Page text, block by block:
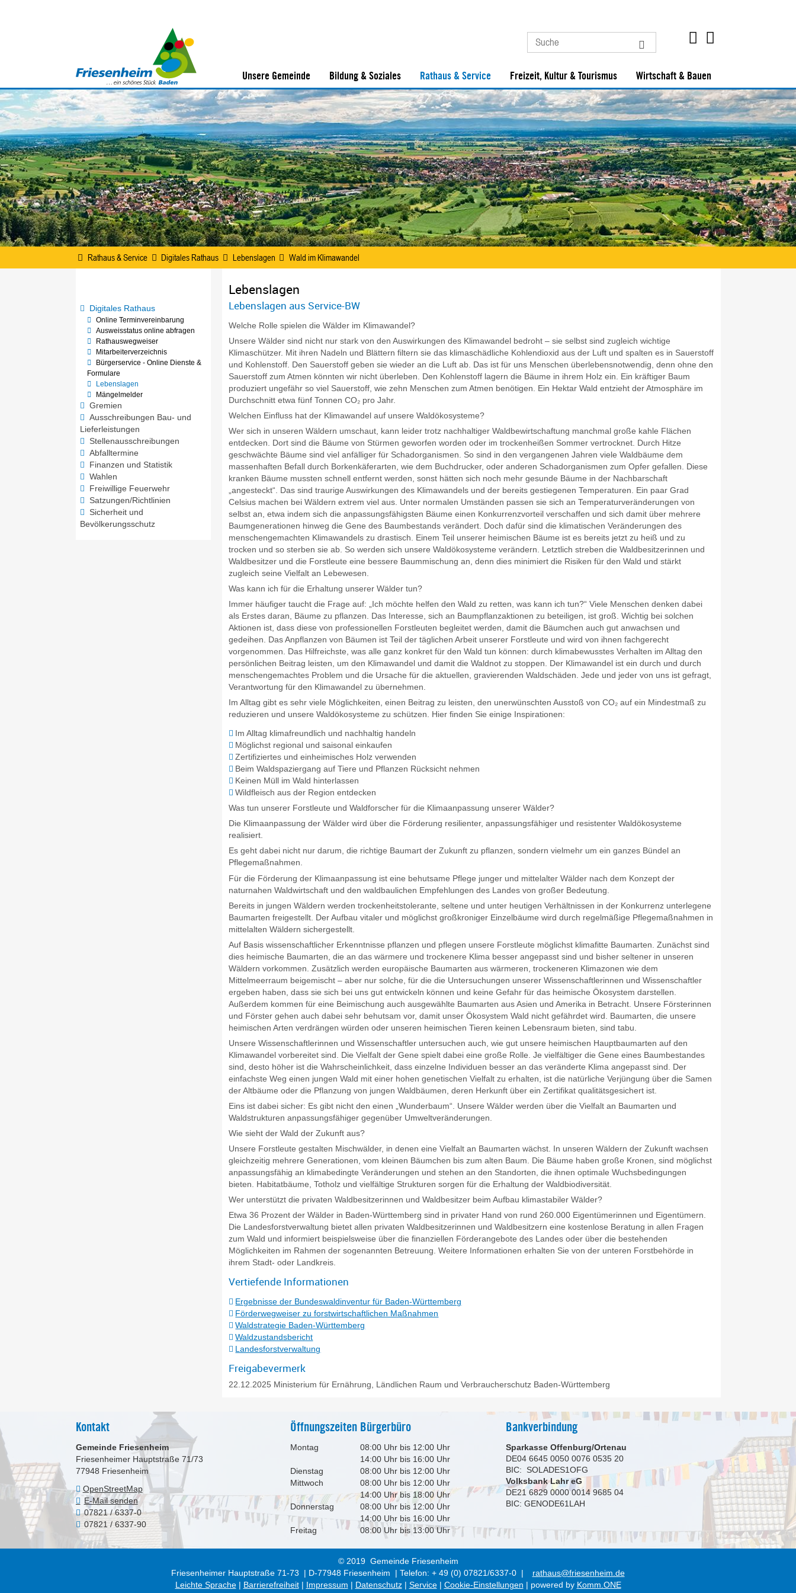
Unsere Gemeinde Bildung & Soziales Rathaus & Service Freizeit, Kultur & Tourismus Wirtschaft & Bauen
Rathaus & Service Digitales Rathaus Lebenslagen Wald im Klimawandel
Digitales Rathaus
Online Terminvereinbarung
Ausweisstatus online abfragen
Rathauswegweiser
Mitarbeiterverzeichnis
Bürgerservice - Online Dienste &
Formulare
Lebenslagen
Mängelmelder
Gremien
Ausschreibungen Bau- und
Lieferleistungen
Stellenausschreibungen
Abfalltermine
Finanzen und Statistik
Wahlen
Freiwillige Feuerwehr
Satzungen/Richtlinien
Sicherheit und
Bevölkerungsschutz
Lebenslagen
Lebenslagen aus Service-BW
Welche Rolle spielen die Wälder im Klimawandel?
Unsere Wälder sind nicht nur stark von den Auswirkungen des Klimawandel bedroht – sie selbst sind zugleich wichtige
Klimaschützer. Mit ihren Nadeln und Blättern filtern sie das klimaschädliche Kohlendioxid aus der Luft und spalten es in Sauerstoff
und Kohlenstoff. Den Sauerstoff geben sie wieder an die Luft ab. Das ist für uns Menschen überlebensnotwendig, denn ohne den
Sauerstoff zum Atmen könnten wir nicht überleben. Den Kohlenstoff lagern die Bäume in ihrem Holz ein. Ein kräftiger Baum
produziert ungefähr so viel Sauerstoff, wie zehn Menschen zum Atmen benötigen. Ein Hektar Wald entzieht der Atmosphäre im
Durchschnitt etwa fünf Tonnen CO₂ pro Jahr.
Welchen Einfluss hat der Klimawandel auf unsere Waldökosysteme?
Wer sich in unseren Wäldern umschaut, kann leider trotz nachhaltiger Waldbewirtschaftung manchmal große kahle Flächen
entdecken. Dort sind die Bäume von Stürmen geworfen worden oder im trockenheißen Sommer vertrocknet. Durch Hitze
geschwächte Bäume sind viel anfälliger für Schadorganismen. So sind in den vergangenen Jahren viele Waldbäume dem
massenhaften Befall durch Borkenkäferarten, wie dem Buchdrucker, oder anderen Schadorganismen zum Opfer gefallen. Diese
kranken Bäume mussten schnell entfernt werden, sonst hätten sich noch mehr gesunde Bäume in der Nachbarschaft
„angesteckt“. Das sind traurige Auswirkungen des Klimawandels und der bereits gestiegenen Temperaturen. Ein paar Grad
Celsius machen bei Wäldern extrem viel aus. Unter normalen Umständen passen sie sich an Temperaturveränderungen von
selbst an, etwa indem sich die anpassungsfähigsten Bäume einen Konkurrenzvorteil verschaffen und sich damit über mehrere
Baumgenerationen hinweg die Gene des Baumbestands verändert. Doch dafür sind die klimatischen Veränderungen des
menschengemachten Klimawandels zu drastisch. Einem Teil unserer heimischen Bäume ist es bereits jetzt zu heiß und zu
trocken und so sterben sie ab. So werden sich unsere Waldökosysteme verändern. Letztlich streben die Waldbesitzerinnen und
Waldbesitzer und die Forstleute eine bessere Baummischung an, denn dies minimiert die Risiken für den Wald und stärkt
zugleich seine Vielfalt an Lebewesen.
Was kann ich für die Erhaltung unserer Wälder tun?
Immer häufiger taucht die Frage auf: „Ich möchte helfen den Wald zu retten, was kann ich tun?“ Viele Menschen denken dabei
als Erstes daran, Bäume zu pflanzen. Das Interesse, sich an Baumpflanzaktionen zu beteiligen, ist groß. Wichtig bei solchen
Aktionen ist, dass diese von professionellen Forstleuten begleitet werden, damit die Bäumchen auch gut anwachsen und
gedeihen. Das Anpflanzen von Bäumen ist Teil der täglichen Arbeit unserer Forstleute und wird von ihnen fachgerecht
vorgenommen. Das Hilfreichste, was alle ganz konkret für den Wald tun können: durch klimabewusstes Verhalten im Alltag den
persönlichen Beitrag leisten, um den Klimawandel und damit die Waldnot zu stoppen. Der Klimawandel ist ein durch und durch
menschengemachtes Problem und die Ursache für die aktuellen, gravierenden Waldschäden. Jede und jeder von uns ist gefragt,
Verantwortung für den Klimawandel zu übernehmen.
Im Alltag gibt es sehr viele Möglichkeiten, einen Beitrag zu leisten, den unerwünschten Ausstoß von CO₂ auf ein Mindestmaß zu
reduzieren und unsere Waldökosysteme zu schützen. Hier finden Sie einige Inspirationen:
Im Alltag klimafreundlich und nachhaltig handeln
Möglichst regional und saisonal einkaufen
Zertifiziertes und einheimisches Holz verwenden
Beim Waldspaziergang auf Tiere und Pflanzen Rücksicht nehmen
Keinen Müll im Wald hinterlassen
Wildfleisch aus der Region entdecken
Was tun unserer Forstleute und Waldforscher für die Klimaanpassung unserer Wälder?
Die Klimaanpassung der Wälder wird über die Förderung resilienter, anpassungsfähiger und resistenter Waldökosysteme
realisiert.
Es geht dabei nicht nur darum, die richtige Baumart der Zukunft zu pflanzen, sondern vielmehr um ein ganzes Bündel an
Pflegemaßnahmen.
Für die Förderung der Klimaanpassung ist eine behutsame Pflege junger und mittelalter Wälder nach dem Konzept der
naturnahen Waldwirtschaft und den waldbaulichen Empfehlungen des Landes von großer Bedeutung.
Bereits in jungen Wäldern werden trockenheitstolerante, seltene und unter heutigen Verhältnissen in der Konkurrenz unterlegene
Baumarten freigestellt. Der Aufbau vitaler und möglichst großkroniger Einzelbäume wird durch regelmäßige Pflegemaßnahmen in
mittelalten Wäldern sichergestellt.
Auf Basis wissenschaftlicher Erkenntnisse pflanzen und pflegen unsere Forstleute möglichst klimafitte Baumarten. Zunächst sind
dies heimische Baumarten, die an das wärmere und trockenere Klima besser angepasst sind und bisher seltener in unseren
Wäldern vorkommen. Zusätzlich werden europäische Baumarten aus wärmeren, trockeneren Klimazonen wie dem
Mittelmeerraum beigemischt – aber nur solche, für die die Untersuchungen unserer Wissenschaftlerinnen und Wissenschaftler
ergeben haben, dass sie sich bei uns gut entwickeln können und keine Gefahr für das heimische Ökosystem darstellen.
Außerdem kommen für eine Beimischung auch ausgewählte Baumarten aus Asien und Amerika in Betracht. Unsere Försterinnen
und Förster gehen auch dabei sehr behutsam vor, damit unser Ökosystem Wald nicht gefährdet wird. Baumarten, die unsere
heimischen Arten verdrängen würden oder unseren heimischen Tieren keinen Lebensraum bieten, sind tabu.
Unsere Wissenschaftlerinnen und Wissenschaftler untersuchen auch, wie gut unsere heimischen Hauptbaumarten auf den
Klimawandel vorbereitet sind. Die Vielfalt der Gene spielt dabei eine große Rolle. Je vielfältiger die Gene eines Baumbestandes
sind, desto höher ist die Wahrscheinlichkeit, dass einzelne Individuen besser an das veränderte Klima angepasst sind. Der
einfachste Weg einen jungen Wald mit einer hohen genetischen Vielfalt zu erhalten, ist die natürliche Verjüngung über die Samen
der Altbäume oder die Pflanzung von jungen Waldbäumen, deren Herkunft über ein Zertifikat qualitätsgesichert ist.
Eins ist dabei sicher: Es gibt nicht den einen „Wunderbaum“. Unsere Wälder werden über die Vielfalt an Baumarten und
Waldstrukturen anpassungsfähiger gegenüber Umweltveränderungen.
Wie sieht der Wald der Zukunft aus?
Unsere Forstleute gestalten Mischwälder, in denen eine Vielfalt an Baumarten wächst. In unseren Wäldern der Zukunft wachsen
gleichzeitig mehrere Generationen, vom kleinen Bäumchen bis zum alten Baum. Die Bäume haben große Kronen, sind möglichst
anpassungsfähig an klimabedingte Veränderungen und stehen an den Standorten, die ihnen optimale Wuchsbedingungen
bieten. Habitatbäume, Totholz und vielfältige Strukturen sorgen für die Erhaltung der Waldbiodiversität.
Wer unterstützt die privaten Waldbesitzerinnen und Waldbesitzer beim Aufbau klimastabiler Wälder?
Etwa 36 Prozent der Wälder in Baden-Württemberg sind in privater Hand von rund 260.000 Eigentümerinnen und Eigentümern.
Die Landesforstverwaltung bietet allen privaten Waldbesitzerinnen und Waldbesitzern eine kostenlose Beratung in allen Fragen
zum Wald und informiert beispielsweise über die finanziellen Förderangebote des Landes oder über die bestehenden
Möglichkeiten im Rahmen der sogenannten Betreuung. Weitere Informationen erhalten Sie von der unteren Forstbehörde in
ihrem Stadt- oder Landkreis.
Vertiefende Informationen
Ergebnisse der Bundeswaldinventur für Baden-Württemberg
Förderwegweiser zu forstwirtschaftlichen Maßnahmen
Waldstrategie Baden-Württemberg
Waldzustandsbericht
Landesforstverwaltung
Freigabevermerk
22.12.2025 Ministerium für Ernährung, Ländlichen Raum und Verbraucherschutz Baden-Württemberg
Kontakt
Gemeinde Friesenheim
Friesenheimer Hauptstraße 71/73
77948 Friesenheim
OpenStreetMap
E-Mail senden
07821 / 6337-0
07821 / 6337-90
Öffnungszeiten Bürgerbüro
Montag
08:00 Uhr bis 12:00 Uhr
14:00 Uhr bis 16:00 Uhr
Dienstag
08:00 Uhr bis 12:00 Uhr
Mittwoch
08:00 Uhr bis 12:00 Uhr
14:00 Uhr bis 18:00 Uhr
Donnerstag
08:00 Uhr bis 12:00 Uhr
14:00 Uhr bis 16:00 Uhr
Freitag
08:00 Uhr bis 13:00 Uhr
Bankverbindung
Sparkasse Offenburg/Ortenau
DE04 6645 0050 0076 0535 20
BIC: SOLADES1OFG
Volksbank Lahr eG
DE21 6829 0000 0014 9685 04
BIC: GENODE61LAH
© 2019 Gemeinde Friesenheim
Friesenheimer Hauptstraße 71-73 | D-77948 Friesenheim | Telefon: + 49 (0) 07821/6337-0 |
rathaus@friesenheim.de
Leichte Sprache| Barrierefreiheit| Impressum Datenschutz| Service| Cookie-Einstellungen | powered by Komm.ONE